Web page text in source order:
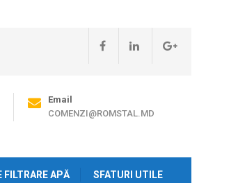
Email
COMENZI@ROMSTAL.MD
FILTRARE APĂ SFATURI UTILE